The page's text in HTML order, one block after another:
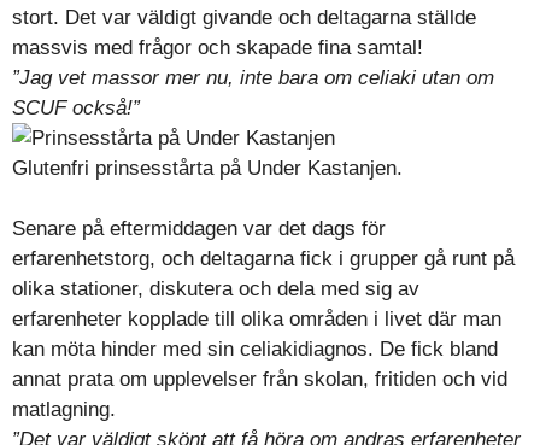
stort. Det var väldigt givande och deltagarna ställde
massvis med frågor och skapade fina samtal!
”Jag vet massor mer nu, inte bara om celiaki utan om
SCUF också!”
Glutenfri prinsesstårta på Under Kastanjen.
Senare på eftermiddagen var det dags för
erfarenhetstorg, och deltagarna fick i grupper gå runt på
olika stationer, diskutera och dela med sig av
erfarenheter kopplade till olika områden i livet där man
kan möta hinder med sin celiakidiagnos. De fick bland
annat prata om upplevelser från skolan, fritiden och vid
matlagning.
”Det var väldigt skönt att få höra om andras erfarenheter